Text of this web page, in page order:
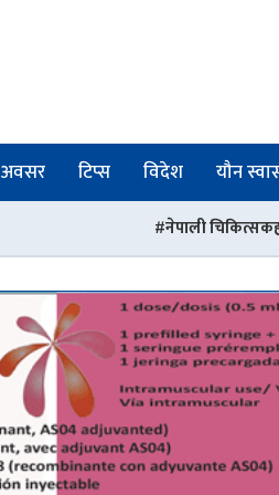
अवसर टिप्स विदेश यौन
नेपाली चिकित्सकहरुको संस्था